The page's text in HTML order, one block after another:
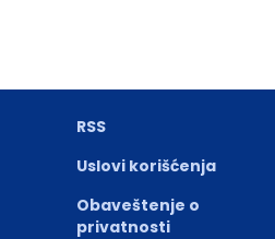
RSS
Uslovi korišćenja
Obaveštenje o
privatnosti